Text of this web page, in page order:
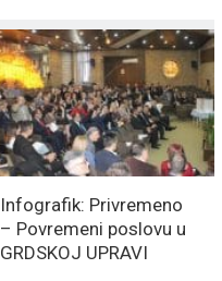
Infografik: Privremeno
– Povremeni poslovu u
GRDSKOJ UPRAVI